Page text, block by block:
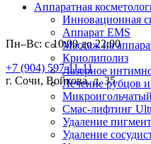
Пн–Вс: с 10:00 до 22:00
+7 (904) 597-11-11
г. Сочи, Войкова, д. 35
Аппаратная
Инновационная
Аппарат EMS
Массаж на
Криолиполиз
Лазерное
Лечение рубцов
Смас-лифтинг
Удаление
Удаление